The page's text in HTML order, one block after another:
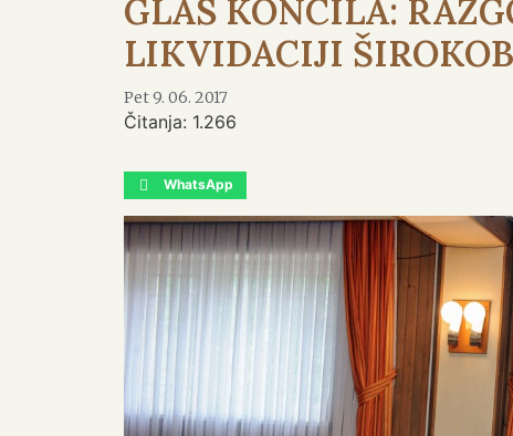
GLAS KONCILA:
LIKVIDACIJI
Pet 9. 06. 2017
Čitanja: 1.266
WhatsApp